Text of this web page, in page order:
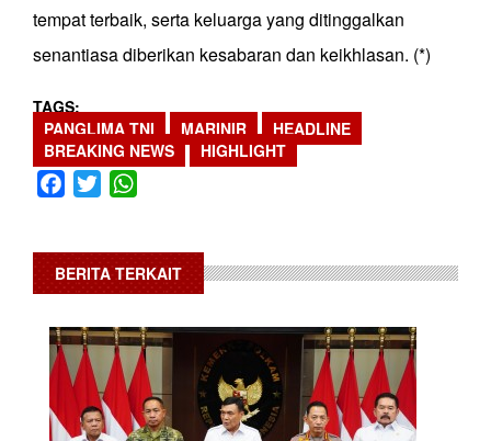
tempat terbaik, serta keluarga yang ditinggalkan
senantiasa diberikan kesabaran dan keikhlasan. (*)
TAGS
PANGLIMA TNI
MARINIR
HEADLINE
BREAKING NEWS
HIGHLIGHT
Facebook
Twitter
BERITA TERKAIT